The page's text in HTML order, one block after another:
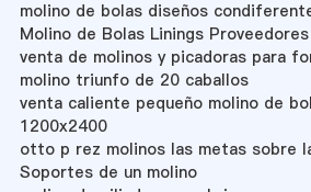
molino de bolas diseños
Molino de Bolas Linings
venta de molinos y picadoras para
molino triunfo de 20 caballos
venta caliente pequeño molino de
1200x2400
otto p rez molinos las metas sobre
Soportes de un molino